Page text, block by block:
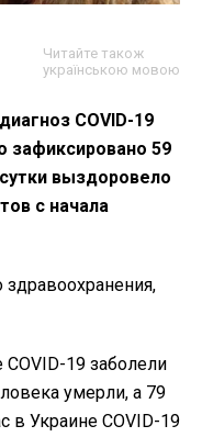
Читайте також
українською мовою
COVID-19
зафиксировано 59
выздоровело
с начала
19 заболели
умерли, а 79
в Украине COVID-19